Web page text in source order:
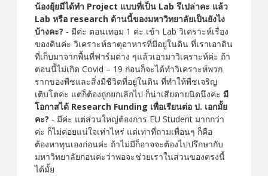
น้องยุ้ยมีได้ทำ Project แบบที่เป็น Lab รึเปล่าคะ แล้ว
Lab หรือ research ด้านนี้ของมหาวิทยาลัยเป็นยังไง
บ้างคะ? - มีค่ะ ตอนเทอม 1 ค่ะ เข้า Lab วิเคราะห์เรื่อง
ของดินค่ะ วิเคราะห์ธาตุอาหารที่มีอยู่ในดิน ที่เราเอาดิน
ที่เก็บมาจากพื้นที่ฟาร์มต่าง ๆแล้วเอามาวิเคราะห์ค่ะ ถ้า
ตอนนี้ไม่เกิด Covid – 19 ก่อนก็จะได้ทำวิเคราะห์พวก
รากของพืชและสิ่งมีชีวิตที่อยู่ในดิน ที่ทำให้พืชเจริญ
เติบโตค่ะ แต่ก็ต้องถูกยกเลิกไป ก็น่าเสียดายนิดนึงค่ะ มี
โอกาสได้ Research Funding เพื่อเรียนต่อ ป. เอกมั้ย
คะ? - มีค่ะ แต่ส่วนใหญ่ต้องการ EU Student มากกว่า
ค่ะ ก็ไม่ค่อยแน่ใจเท่าไหร่ แต่เท่าที่ถามเพื่อนๆ ก็คือ
ต้องหาทุนเองก่อนค่ะ ถ้าไม่มีก็อาจจะต้องไปปรึกษากับ
มหาวิทยาลัยก่อนค่ะว่าพอจะช่วยเราในส่วนของตรงนี้
ได้มั้ย